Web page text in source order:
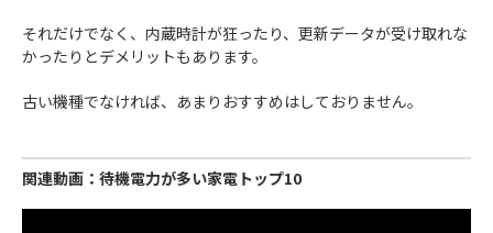
それだけでなく、内蔵時計が狂ったり、更新データが受け取れな
かったりとデメリットもあります。
古い機種でなければ、あまりおすすめはしておりません。
関連動画：待機電力が多い家電トップ10